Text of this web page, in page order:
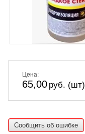
Цена:
65,00 руб. (шт)
Сообщить об ошибке